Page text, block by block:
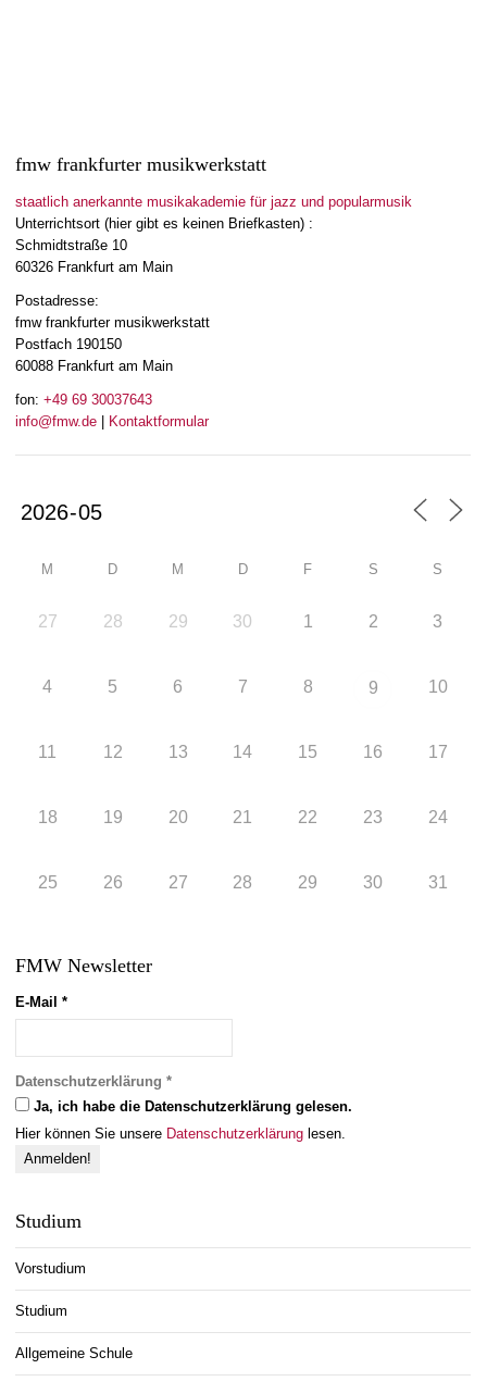
fmw frankfurter musikwerkstatt
staatlich anerkannte musikakademie für jazz und popularmusik
Unterrichtsort (hier gibt es keinen Briefkasten) :
Schmidtstraße 10
60326 Frankfurt am Main
Postadresse:
fmw frankfurter musikwerkstatt
Postfach 190150
60088 Frankfurt am Main
fon: +49 69 30037643
info@fmw.de
Kontaktformular
M D M D F S S
27 28 29 30 1 2 3
4 5 6 7 8 9 10
11 12 13 14 15 16 17
18 19 20 21 22 23 24
25 26 27 28 29 30 31
FMW Newsletter
E-Mail *
Datenschutzerklärung *
Ja, ich habe die Datenschutzerklärung gelesen.
Hier können Sie unsere Datenschutzerklärung lesen.
Studium
Vorstudium
Studium
Allgemeine Schule